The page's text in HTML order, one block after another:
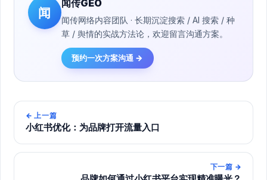
闻
闻传GEO
闻传网络内容团队 · 长期沉淀搜索 / AI 搜索 / 种
草 / 舆情的实战方法论，欢迎留言沟通方案。
预约一次方案沟通 →
← 上一篇
小红书优化：为品牌打开流量入口
下一篇 →